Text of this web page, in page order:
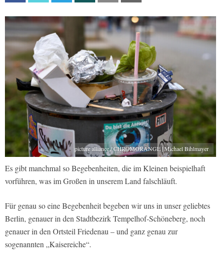
picture alliance / CHROMORANGE | Michael Bihlmayer
Es gibt manchmal so Begebenheiten, die im Kleinen beispielhaft
vorführen, was im Großen in unserem Land falschläuft.
Für genau so eine Begebenheit begeben wir uns in unser geliebtes
Berlin, genauer in den Stadtbezirk Tempelhof-Schöneberg, noch
genauer in den Ortsteil Friedenau – und ganz genau zur
sogenannten „Kaisereiche“.